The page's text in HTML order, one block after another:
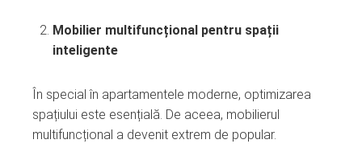
Mobilier multifuncțional pentru spații
inteligente
În special în apartamentele moderne, optimizarea
spațiului este esențială. De aceea, mobilierul
multifuncțional a devenit extrem de popular.